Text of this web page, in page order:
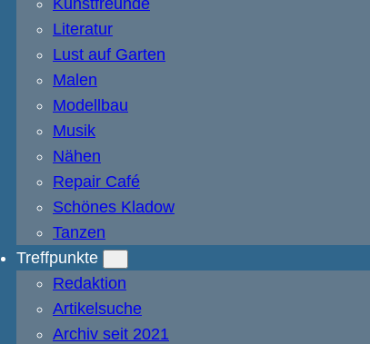
Kunstfreunde
Literatur
Lust auf Garten
Malen
Modellbau
Musik
Nähen
Repair Café
Schönes Kladow
Tanzen
Treffpunkte
Redaktion
Artikelsuche
Archiv seit 2021